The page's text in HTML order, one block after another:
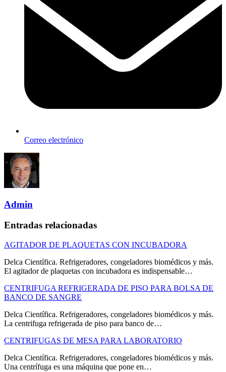
Correo electrónico
Admin
Entradas relacionadas
AGITADOR DE PLAQUETAS CON INCUBADORA
Delca Científica. Refrigeradores, congeladores biomédicos y más.
El agitador de plaquetas con incubadora es indispensable…
CENTRIFUGA REFRIGERADA DE PISO PARA BOLSA DE
BANCO DE SANGRE
Delca Científica. Refrigeradores, congeladores biomédicos y más.
La centrifuga refrigerada de piso para banco de…
CENTRIFUGAS DE MESA PARA LABORATORIO
Delca Científica. Refrigeradores, congeladores biomédicos y más.
Una centrífuga es una máquina que pone en…